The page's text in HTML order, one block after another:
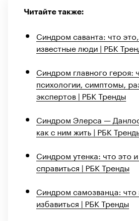
Читайте также:
Синдром саванта: что
известные люди | РБК
Синдром главного героя:
психологии, симптомы,
экспертов | РБК Тренды
Синдром Элерса —
как с ним жить | РБК
Синдром утенка: что это
справиться | РБК Тренды
Синдром самозванца: что
избавиться | РБК Тренды